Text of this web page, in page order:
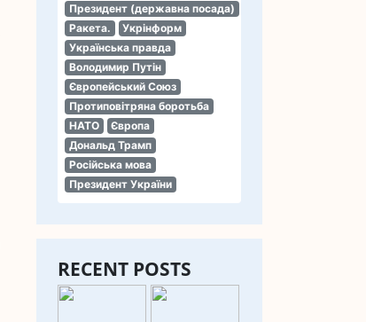
Президент (державна посада)
Ракета.
Укрінформ
Українська правда
Володимир Путін
Європейський Союз
Протиповітряна боротьба
НАТО
Європа
Дональд Трамп
Російська мова
Президент України
RECENT POSTS